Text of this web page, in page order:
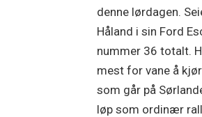
denne lørdagen.
Håland i sin Ford
nummer 36 totalt.
mest for vane å
som går på
løp som ordinær